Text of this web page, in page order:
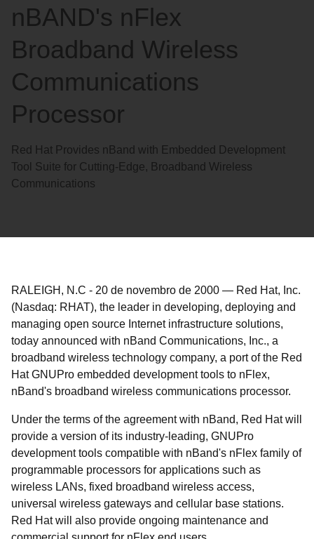
nBAND's nFlex
Broadband Wireless
Communications
Processor
Red Hat Provides nBand with Embedded Development
Tool Suite for Cutting-Edge, Broadband Wireless
Communications
RALEIGH, N.C - 20 de novembro de 2000 — Red Hat, Inc.
(Nasdaq: RHAT), the leader in developing, deploying and
managing open source Internet infrastructure solutions,
today announced with nBand Communications, Inc., a
broadband wireless technology company, a port of the Red
Hat GNUPro embedded development tools to nFlex,
nBand's broadband wireless communications processor.
Under the terms of the agreement with nBand, Red Hat will
provide a version of its industry-leading, GNUPro
development tools compatible with nBand's nFlex family of
programmable processors for applications such as
wireless LANs, fixed broadband wireless access,
universal wireless gateways and cellular base stations.
Red Hat will also provide ongoing maintenance and